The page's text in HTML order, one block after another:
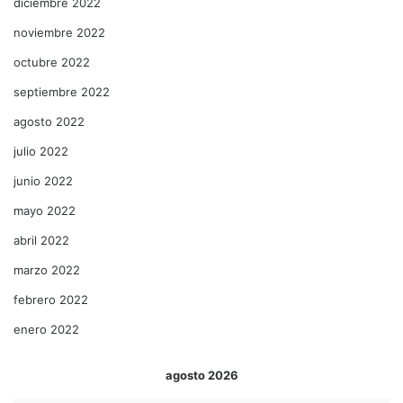
noviembre 2022
octubre 2022
septiembre 2022
agosto 2022
julio 2022
junio 2022
mayo 2022
abril 2022
marzo 2022
febrero 2022
enero 2022
agosto 2026